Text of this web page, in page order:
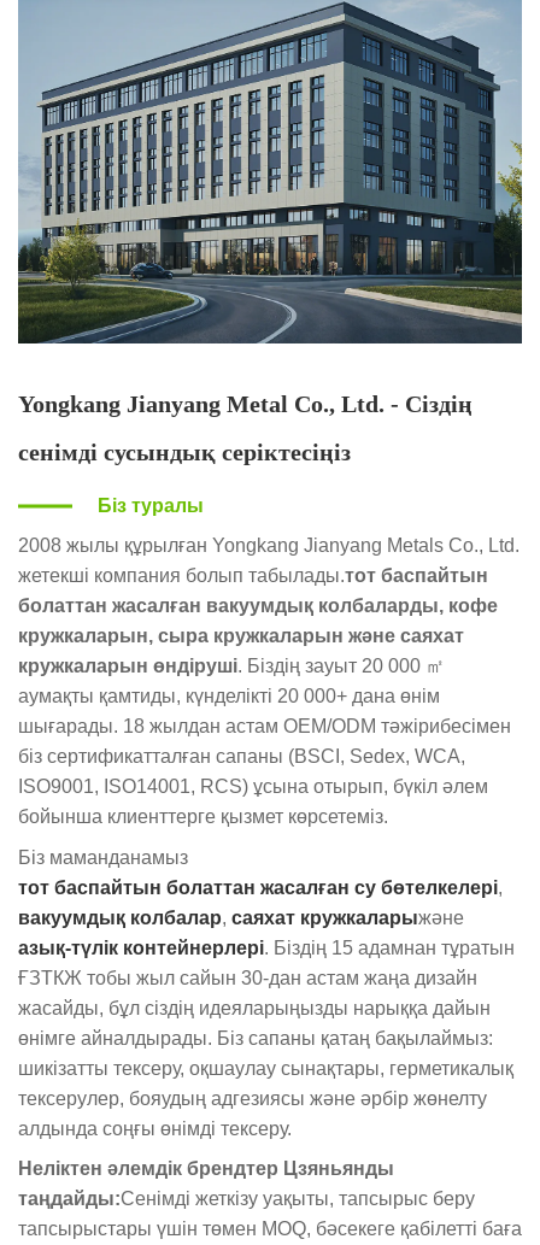
Yongkang Jianyang Metal Co., Ltd. - Сіздің
сенімді сусындық серіктесіңіз
Біз туралы
2008 жылы құрылған Yongkang Jianyang Metals Co., Ltd.
жетекші компания болып табылады.тот баспайтын
болаттан жасалған вакуумдық колбаларды, кофе
кружкаларын, сыра кружкаларын және саяхат
кружкаларын өндіруші. Біздің зауыт 20 000 ㎡
аумақты қамтиды, күнделікті 20 000+ дана өнім
шығарады. 18 жылдан астам OEM/ODM тәжірибесімен
біз сертификатталған сапаны (BSCI, Sedex, WCA,
ISO9001, ISO14001, RCS) ұсына отырып, бүкіл әлем
бойынша клиенттерге қызмет көрсетеміз.
Біз маманданамыз
тот баспайтын болаттан жасалған су бөтелкелері,
вакуумдық колбалар, саяхат кружкаларыжәне
азық-түлік контейнерлері. Біздің 15 адамнан тұратын
ҒЗТКЖ тобы жыл сайын 30-дан астам жаңа дизайн
жасайды, бұл сіздің идеяларыңызды нарыққа дайын
өнімге айналдырады. Біз сапаны қатаң бақылаймыз:
шикізатты тексеру, оқшаулау сынақтары, герметикалық
тексерулер, бояудың адгезиясы және әрбір жөнелту
алдында соңғы өнімді тексеру.
Неліктен әлемдік брендтер Цзяньянды
таңдайды:Сенімді жеткізу уақыты, тапсырыс беру
тапсырыстары үшін төмен MOQ, бәсекеге қабілетті баға